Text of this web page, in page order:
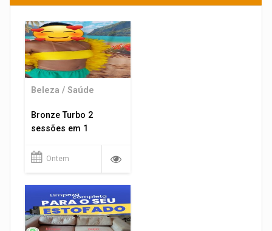
Beleza / Saúde
Bronze Turbo 2
sessões em 1
Ontem